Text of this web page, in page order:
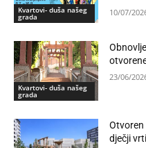
Kvartovi- duša našeg
grada 10/07/
Kvartovi- duša našeg
grada
23/06/
Otvoren
dječji